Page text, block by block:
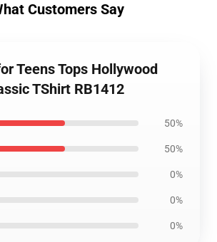
Customers Say
Teens Tops Hollywood
TShirt RB1412
50%
50%
0%
0%
0%